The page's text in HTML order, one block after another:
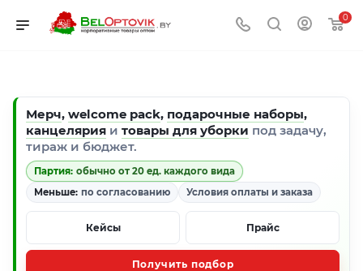
0
Мерч, welcome pack, подарочные наборы,
канцелярия и товары для уборки под задачу,
тираж и бюджет.
Партия: обычно от 20 ед. каждого вида
Меньше: по согласованию Условия оплаты и заказа
Кейсы Прайс
Получить подбор